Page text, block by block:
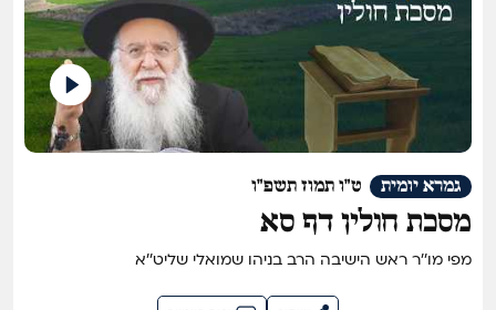
ט"ו תמוז תשפ"ו גמרא יומית
מסכת חולין דף סא
מפי מו''ר ראש הישיבה הרב בניהו שמואלי שליט''א